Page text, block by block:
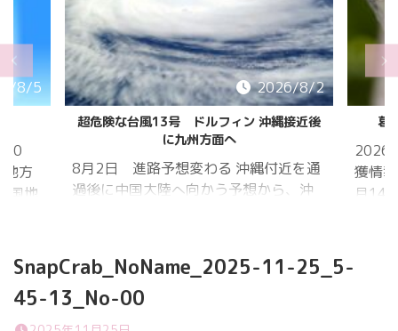
8/5
20
方
国地
2026/8/2
超危険な台風13号 ドルフィン 沖縄接近後
に九州方面へ
8月2日 進路予想変わる 沖縄付近を通
過後に中国大陸へ向かう予想から、沖
ヨーロッパ中
期予報センター 気象庁 8月31日
葛
2026
獲情
月14
SnapCrab_NoName_2025-11-25_5-
45-13_No-00